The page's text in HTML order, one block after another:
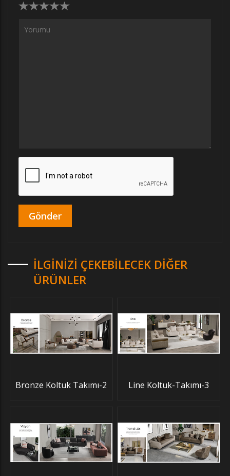
İLGINIZI ÇEKEBILECEK DIĞER
ÜRÜNLER
Bronze Koltuk Takımı-2 Line Koltuk-Takımı-3